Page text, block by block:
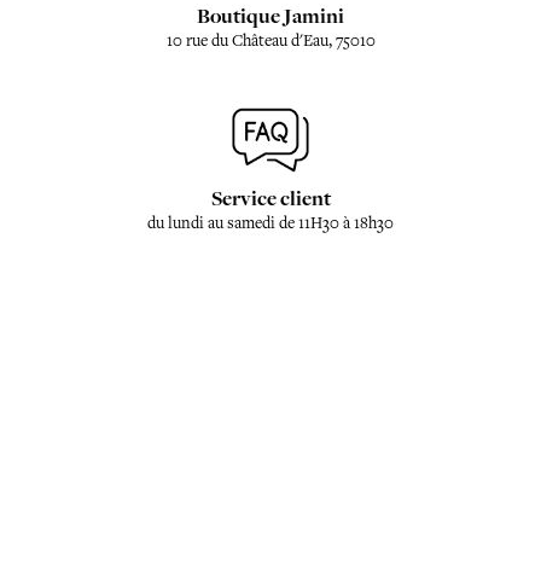
Boutique Jamini
10 rue du Château d'Eau, 75010
Service client
du lundi au samedi de 11H30 à 18h30